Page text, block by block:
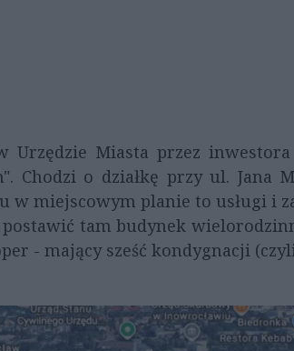
Miasta przez
Chodzi o działkę przy ul. Jana
w miejscowym planie to usługi i
tam budynek
- mający sześć kondygnacji